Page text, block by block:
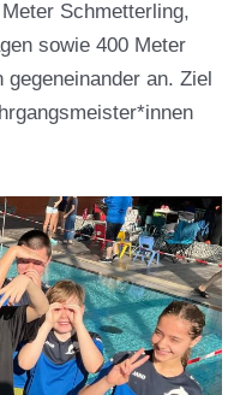
Schmetterling,
sowie 400 Meter
an. Ziel